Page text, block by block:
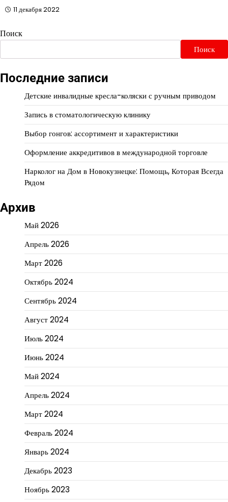
11 декабря 2022
Поиск
Поиск
Последние записи
Детские инвалидные кресла-коляски с ручным приводом
Запись в стоматологическую клинику
Выбор гонгов: ассортимент и характеристики
Оформление аккредитивов в международной торговле
Нарколог на Дом в Новокузнецке: Помощь, Которая Всегда
Рядом
Архив
Май 2026
Апрель 2026
Март 2026
Октябрь 2024
Сентябрь 2024
Август 2024
Июль 2024
Июнь 2024
Май 2024
Апрель 2024
Март 2024
Февраль 2024
Январь 2024
Декабрь 2023
Ноябрь 2023